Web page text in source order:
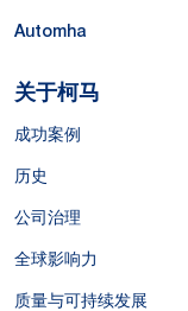
Automha
关于柯马
成功案例
历史
公司治理
全球影响力
质量与可持续发展